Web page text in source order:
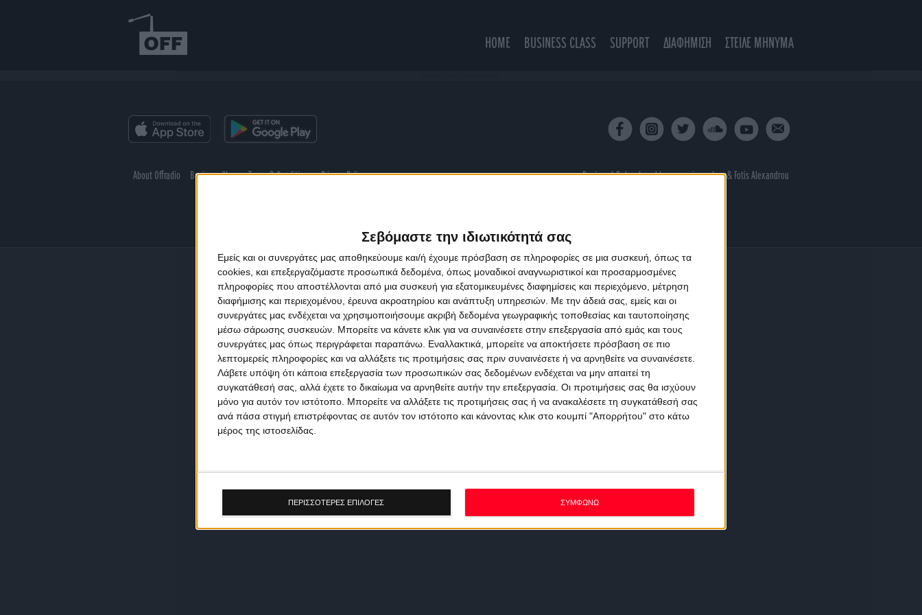
Σεβόμαστε την ιδιωτικότητά σας
Εμείς και οι συνεργάτες μας αποθηκεύουμε και/ή έχουμε πρόσβαση σε πληροφορίες σε μια συσκευή, όπως τα
cookies, και επεξεργαζόμαστε προσωπικά δεδομένα, όπως μοναδικοί αναγνωριστικοί και προσαρμοσμένες
πληροφορίες που αποστέλλονται από μια συσκευή για εξατομικευμένες διαφημίσεις και περιεχόμενο, μέτρηση
διαφήμισης και περιεχομένου, έρευνα ακροατηρίου και ανάπτυξη υπηρεσιών. Με την άδειά σας, εμείς και οι
συνεργάτες μας ενδέχεται να χρησιμοποιήσουμε ακριβή δεδομένα γεωγραφικής τοποθεσίας και ταυτοποίησης
μέσω σάρωσης συσκευών. Μπορείτε να κάνετε κλικ για να συναινέσετε στην επεξεργασία από εμάς και τους
συνεργάτες μας όπως περιγράφεται παραπάνω. Εναλλακτικά, μπορείτε να αποκτήσετε πρόσβαση σε πιο
λεπτομερείς πληροφορίες και να αλλάξετε τις προτιμήσεις σας πριν συναινέσετε ή να αρνηθείτε να συναινέσετε.
Λάβετε υπόψη ότι κάποια επεξεργασία των προσωπικών σας δεδομένων ενδέχεται να μην απαιτεί τη
συγκατάθεσή σας, αλλά έχετε το δικαίωμα να αρνηθείτε αυτήν την επεξεργασία. Οι προτιμήσεις σας θα ισχύουν
μόνο για αυτόν τον ιστότοπο. Μπορείτε να αλλάξετε τις προτιμήσεις σας ή να ανακαλέσετε τη συγκατάθεσή σας
ανά πάσα στιγμή επιστρέφοντας σε αυτόν τον ιστότοπο και κάνοντας κλικ στο κουμπί "Απορρήτου" στο κάτω
μέρος της ιστοσελίδας.
ΠΕΡΙΣΣΟΤΕΡΕΣ ΕΠΙΛΟΓΕΣ ΣΥΜΦΩΝΩ
HOME BUSINESS CLASS SUPPORT ΔΙΑΦΗΜΙΣΗ ΣΤΕΙΛΕ ΜΗΝΥΜΑ
About Offradio Business Class Terms & Conditions Privacy Policy Designed & developed byporcupine colors& Fotis Alexandrou